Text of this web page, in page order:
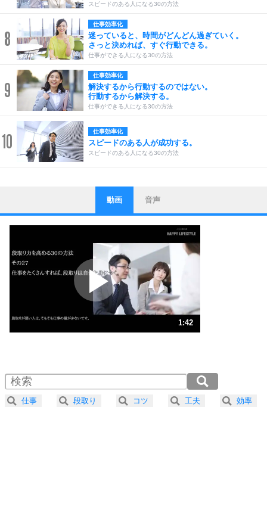
スピードのある人になる30の方法
8
仕事効率化
迷っていると、時間がどんどん過ぎていく。
さっと決めれば、すぐ行動できる。
仕事ができる人になる30の方法
9
仕事効率化
解決するから行動するのではない。
行動するから解決する。
仕事ができる人になる30の方法
10 仕事効率化
スピードのある人が成功する。
スピードのある人になる30の方法
1
ストレス対策
他人と比べない。
いっそのこと、他人を見ない。
いらいらしない人になる30の方法
プラス思考
ポジティブになれない原因は、行動しないから。
ポジティブ思考になる30の方法
ストレス対策
人生、なんとかなるもの。
気楽に生きる30の方法
4 器の大きい人は、怒りを優しさで表現する。
動画 音声
1:42
2.0倍速 （200KB 51秒）
2.5倍速 （160KB 40秒）
3.0倍速 （134KB 34秒）
仕事 段取り コツ 工夫 効率